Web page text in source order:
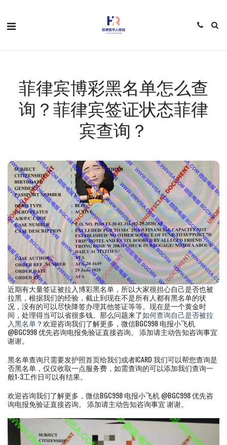
菲律宾博彩黑名单怎么查
询？菲律宾签证状态菲律
宾查询？
近期有大量签证被拉入博彩黑名单，所以大家很担心自己是否也被
拉黑，根据我们的经验，截止到现在不是所有人都有黑名单的状
况，没有的可以尽快降签办理其他签证等等。现在是一个黄金时
间，处理得当可以省很多钱。那么问题来了如何查询自己是否被拉
入黑名单？欢迎咨询我们了解更多，微信BGC998 电报小飞机
@BGC998 优先咨询电报免验证直接咨询。 添加请主动告知咨询事宜
谢谢。
黑名单查询只需要发护照首页给我们或者ICARD 我们可以帮您查询是
否黑名单，仅仅收取一点服务费，如需查询的可以添加我们查询一
般1-3工作日可以有结果。
欢迎咨询我们了解更多，微信BGC998 电报小飞机 @BGC998 优先咨
询电报免验证直接咨询。 添加请主动告知咨询事宜 谢谢。